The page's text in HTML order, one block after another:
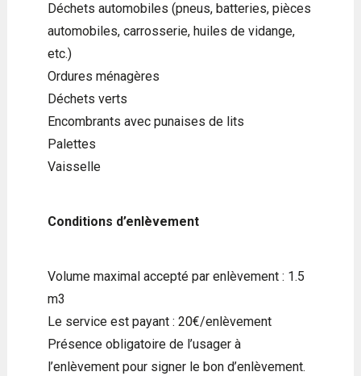
Déchets automobiles (pneus, batteries, pièces
automobiles, carrosserie, huiles de vidange,
etc.)
Ordures ménagères
Déchets verts
Encombrants avec punaises de lits
Palettes
Vaisselle
Conditions d’enlèvement
Volume maximal accepté par enlèvement : 1.5
m3
Le service est payant : 20€/enlèvement
Présence obligatoire de l’usager à
l’enlèvement pour signer le bon d’enlèvement.